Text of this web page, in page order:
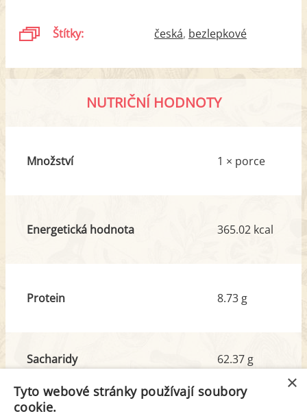
Štítky: česká bezlepkové
NUTRIČNÍ HODNOTY
Množství 1 × porce
Energetická hodnota 365.02 kcal
Protein 8.73 g
Sacharidy
62.37 g
×
Tyto webové stránky používají soubory
cookie.